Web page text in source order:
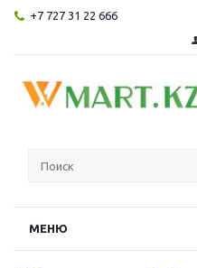
+7 727 31 22 666
МЕНЮ